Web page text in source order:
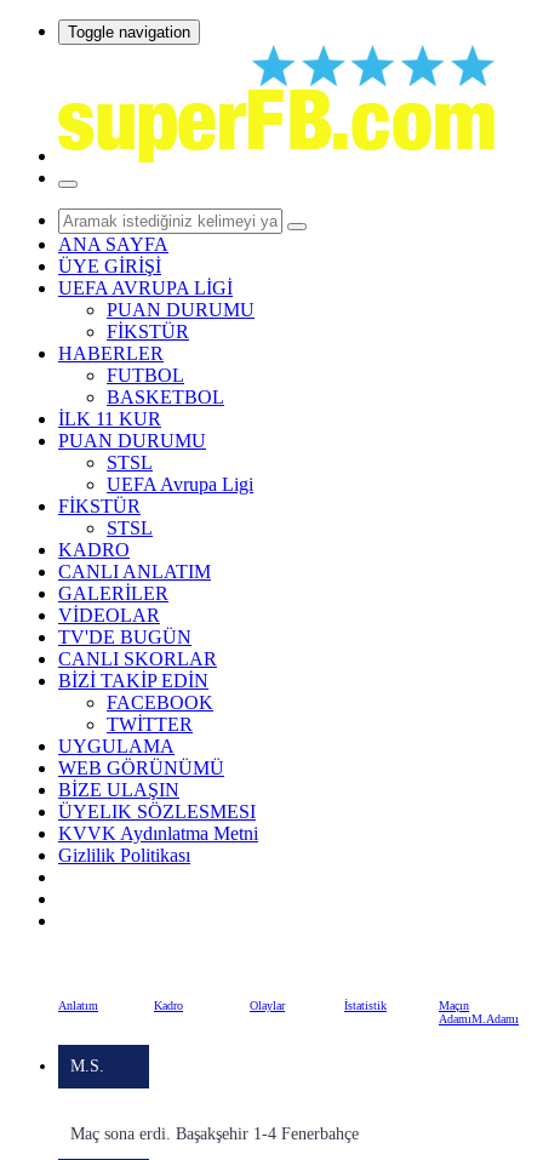
Toggle navigation
ANA SAYFA
ÜYE GİRİŞİ
UEFA AVRUPA LİGİ
PUAN DURUMU
FİKSTÜR
HABERLER
FUTBOL
BASKETBOL
İLK 11 KUR
PUAN DURUMU
STSL
UEFA Avrupa Ligi
FİKSTÜR
STSL
KADRO
CANLI ANLATIM
GALERİLER
VİDEOLAR
TV'DE BUGÜN
CANLI SKORLAR
BİZİ TAKİP EDİN
FACEBOOK
TWİTTER
UYGULAMA
WEB GÖRÜNÜMÜ
BİZE ULAŞIN
ÜYELIK SÖZLESMESI
KVVK Aydınlatma Metni
Gizlilik Politikası
Anlatım Kadro Olaylar İstatistik
Maçın
AdamıM.Adamı
M.S.
Maç sona erdi. Başakşehir 1-4 Fenerbahçe